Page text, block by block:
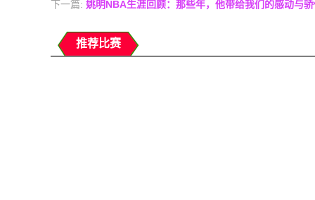
下一篇: 姚明NBA生涯回顾：那些年，他带给我们的感动与
推荐比赛